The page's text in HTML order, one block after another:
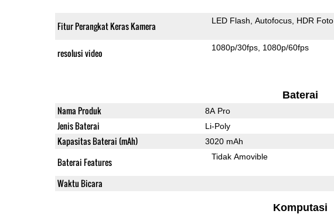
Fitur Perangkat Keras Kamera LED Flash Autofocus HDR Foto
resolusi video 1080p/30fps 1080p/60fps
Baterai
Nama Produk 8A Pro
Jenis Baterai Li-Poly
Kapasitas Baterai (mAh) 3020 mAh
Baterai Features Tidak Amovible
Waktu Bicara
Komputasi